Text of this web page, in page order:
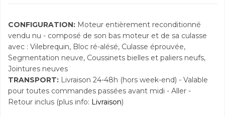
CONFIGURATION: Moteur entièrement reconditionné
vendu nu - composé de son bas moteur et de sa culasse
avec : Vilebrequin, Bloc ré-alésé, Culasse éprouvée,
Segmentation neuve, Coussinets bielles et paliers neufs,
Jointures neuves
TRANSPORT: Livraison 24-48h (hors week-end) - Valable
pour toutes commandes passées avant midi - Aller -
Retour inclus (plus info: Livraison)